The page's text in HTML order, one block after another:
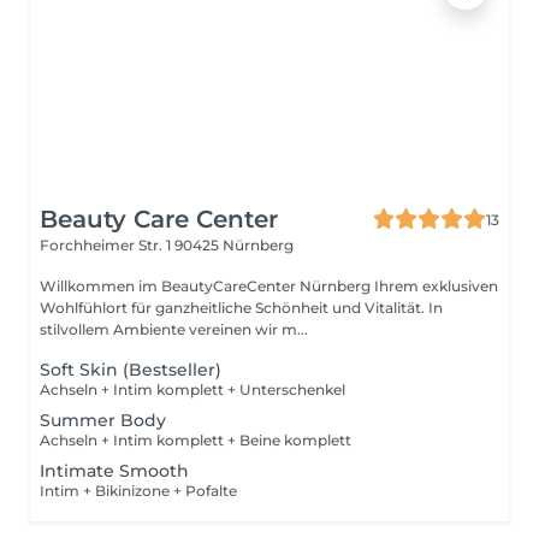
Beauty Care Center
13
Forchheimer Str. 1 90425 Nürnberg
Willkommen im BeautyCareCenter Nürnberg Ihrem exklusiven
Wohlfühlort für ganzheitliche Schönheit und Vitalität. In
stilvollem Ambiente vereinen wir m...
Soft Skin (Bestseller)
Achseln + Intim komplett + Unterschenkel
Summer Body
Achseln + Intim komplett + Beine komplett
Intimate Smooth
Intim + Bikinizone + Pofalte